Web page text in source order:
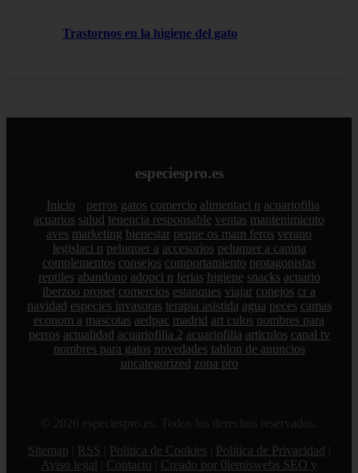
Trastornos en la higiene del gato
especiespro.es
Inicio perros gatos comercio alimentaci n acuariofilia
acuarios salud tenencia responsable ventas mantenimiento
aves marketing bienestar peque os mam feros verano
legislaci n peluquer a accesorios peluquer a canina
complementos consejos comportamiento protagonistas
reptiles abandono adopci n ferias higiene snacks acuario
iberzoo propet comercios estanques viajar conejos cr a
navidad especies invasoras terapia asistida agua peces camas
econom a mascotas aedpac madrid art culos nombres para
perros actualidad acuariofilia 2 acuariofilia articulos canal tv
nombres para gatos novedades tablon de anuncios
uncategorized zona pro
© 2026 especiespro.es. Todos los derechos reservados.
Sitemap
RSS Política de Cookies Política de Privacidad
Aviso legal
Contacto
Creado por 0lemiswebs SEO y